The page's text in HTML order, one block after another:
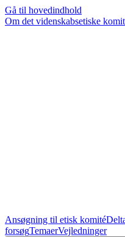
Gå til hovedindhold
Om det videnskabsetiske
Ansøgning til etisk komité
forsøgTemaerVejledninger